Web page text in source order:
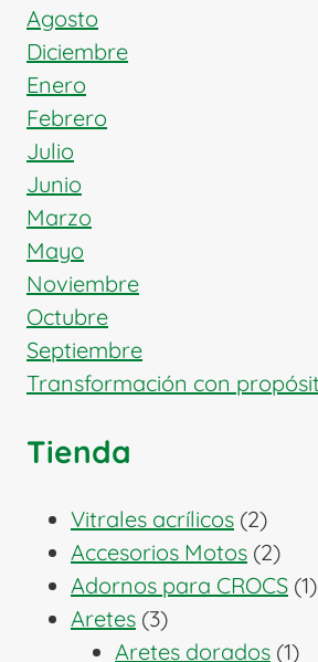
Agosto
Diciembre
Enero
Febrero
Julio
Junio
Marzo
Mayo
Noviembre
Octubre
Septiembre
Transformación con
Tienda
Vitrales acrílicos 22
Accesorios Motos 22
Adornos para CROCS 11
Aretes 33
productos
Aretes dorados 11